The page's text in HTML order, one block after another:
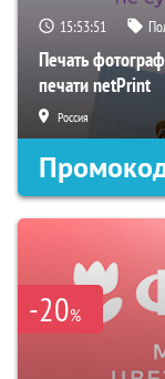
15:53:50
Печать
печати netPrint
Россия
-20%